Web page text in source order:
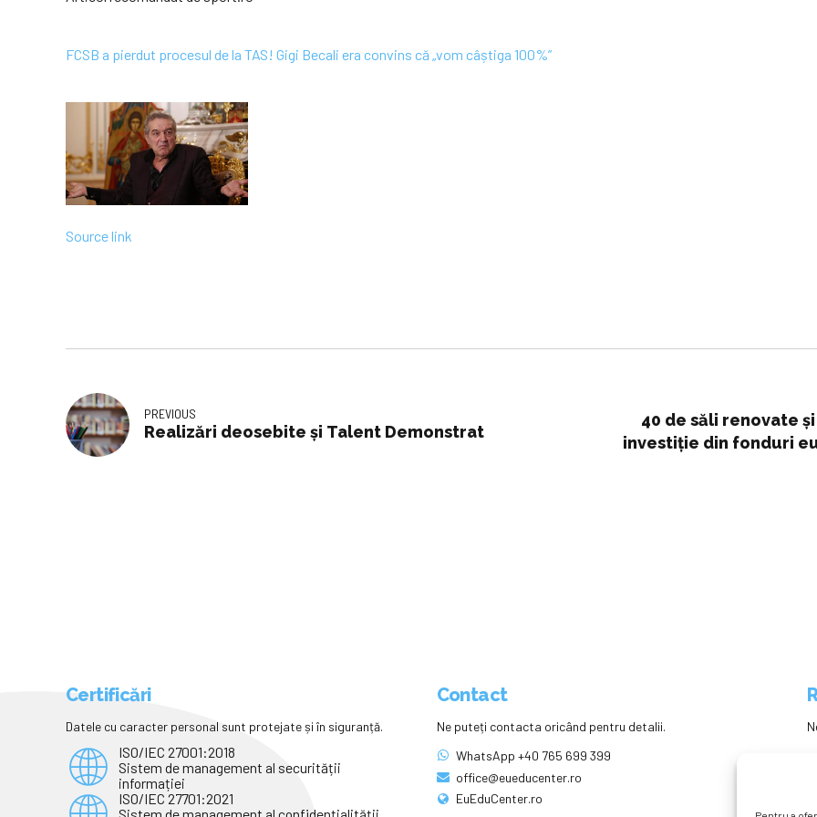
FCSB a pierdut procesul de la TAS! Gigi Becali era convins că „vom câștiga 100%”
Source link
PREVIOUS
Realizări deosebite și Talent Demonstrat
40 de săli renovate
investiție din fonduri
Certificări
Datele cu caracter personal sunt protejate și în siguranță.
ISO/IEC 27001:2018
Sistem de management al securității
informației
ISO/IEC 27701:2021
Sistem de management al confidențialității
Contact
Ne puteți contacta oricând pentru detalii.
WhatsApp +40 765 699 399
office@eueducenter.ro
EuEduCenter.ro